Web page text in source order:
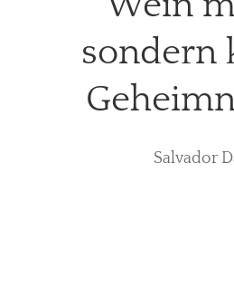
sondern
Salvador